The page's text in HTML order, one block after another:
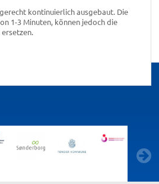
kontinuierlich ausgebaut. Die
1-3 Minuten, können jedoch die